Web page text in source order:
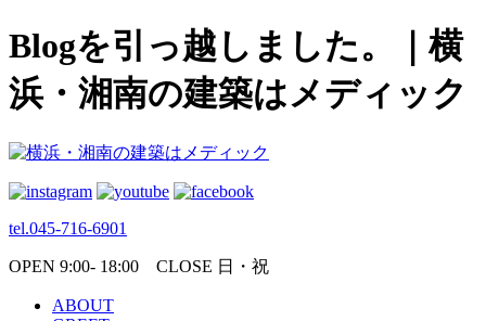
Blogを引っ越しました。｜横
浜・湘南の建築はメディック
tel.045-716-6901
OPEN 9:00- 18:00 CLOSE 日・祝
ABOUT